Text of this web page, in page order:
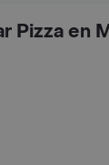
Pizza en